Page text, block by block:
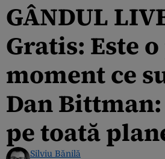
GÂNDUL
Gratis: Este
moment ce
Dan
pe toată
Silviu Bănilă